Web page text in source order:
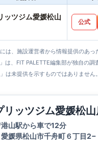
ッツジム愛媛松山
公式
は、施設運営者から情報提供のあっ
は、FIT PALETTE編集部が独自の調
は未提供を示すものではありません
リッツジム愛媛松
港山駅から車で12分
愛媛県松山市千舟町６丁目